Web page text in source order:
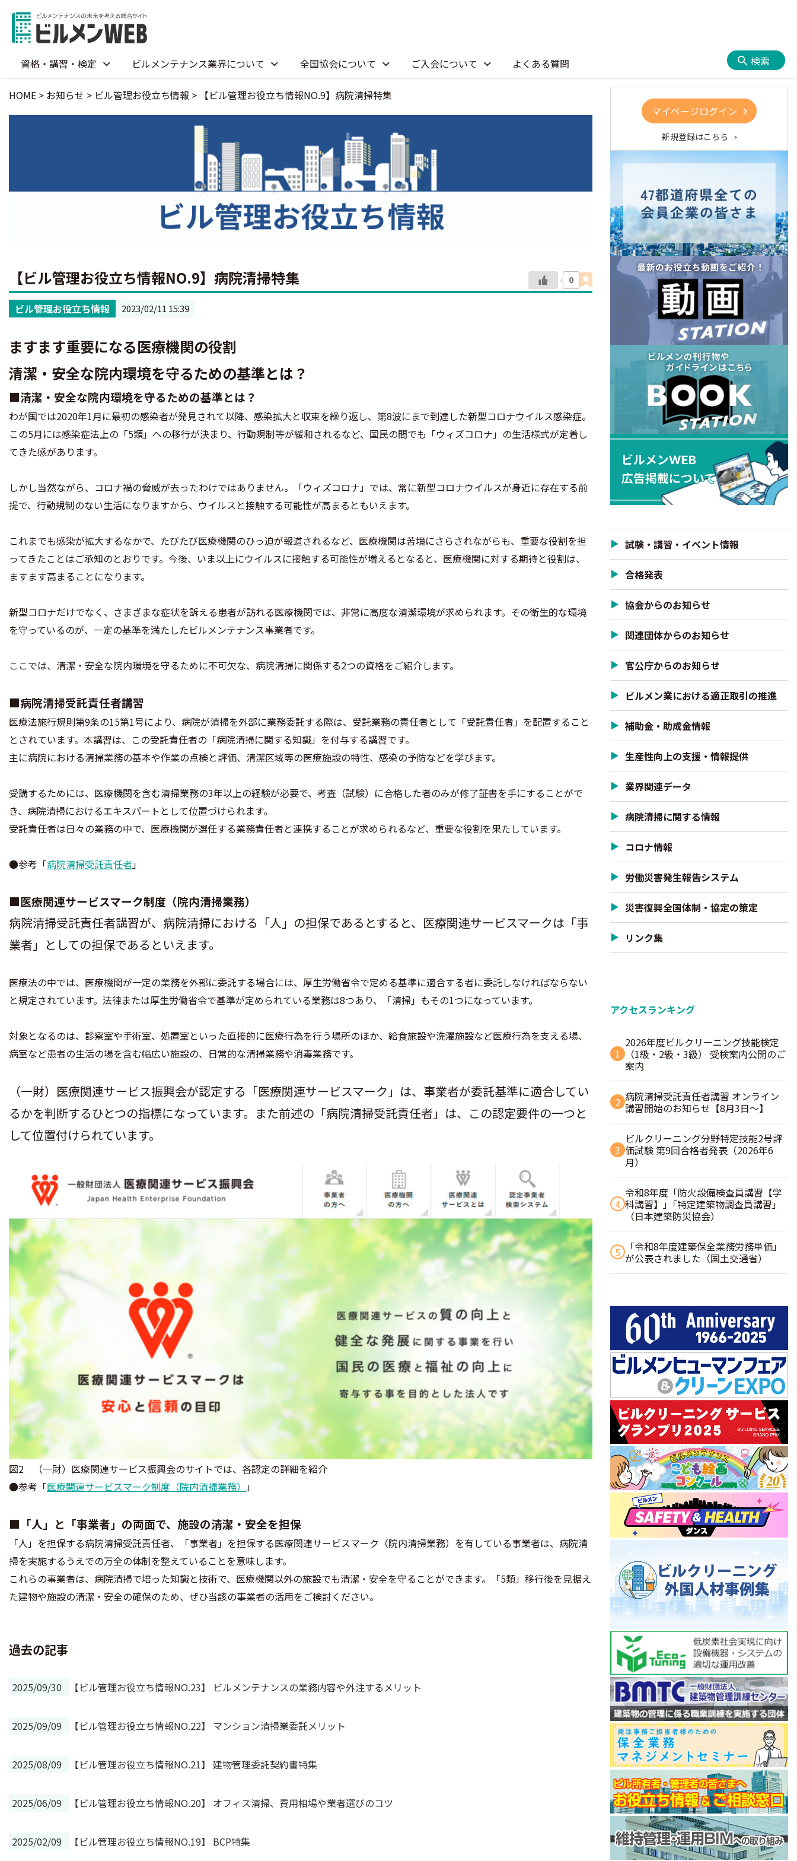
資格・講習・検定 ビルメンテナンス業界について 全国協会について ご入会について よくある質問 検索
HOME > お知らせ > ビル管理お役立ち情報 > 【ビル管理お役立ち情報NO.9】病院清掃特集
【ビル管理お役立ち情報NO.9】病院清掃特集 0
ビル管理お役立ち情報 2023/02/11 15:39
ますます重要になる医療機関の役割
清潔・安全な院内環境を守るための基準とは？
■清潔・安全な院内環境を守るための基準とは？
わが国では2020年1月に最初の感染者が発見されて以降、感染拡大と収束を繰り返し、第8波にまで到達した新型コロナウイルス感染症。
この5月には感染症法上の「5類」への移行が決まり、行動規制等が緩和されるなど、国民の間でも「ウィズコロナ」の生活様式が定着し
てきた感があります。
しかし当然ながら、コロナ禍の脅威が去ったわけではありません。「ウィズコロナ」では、常に新型コロナウイルスが身近に存在する前
提で、行動規制のない生活になりますから、ウイルスと接触する可能性が高まるともいえます。
これまでも感染が拡大するなかで、たびたび医療機関のひっ迫が報道されるなど、医療機関は苦境にさらされながらも、重要な役割を担
ってきたことはご承知のとおりです。今後、いま以上にウイルスに接触する可能性が増えるとなると、医療機関に対する期待と役割は、
ますます高まることになります。
新型コロナだけでなく、さまざまな症状を訴える患者が訪れる医療機関では、非常に高度な清潔環境が求められます。その衛生的な環境
を守っているのが、一定の基準を満たしたビルメンテナンス事業者です。
ここでは、清潔・安全な院内環境を守るために不可欠な、病院清掃に関係する2つの資格をご紹介します。
■病院清掃受託責任者講習
医療法施行規則第9条の15第1号により、病院が清掃を外部に業務委託する際は、受託業務の責任者として「受託責任者」を配置すること
とされています。本講習は、この受託責任者の「病院清掃に関する知識」を付与する講習です。
主に病院における清掃業務の基本や作業の点検と評価、清潔区域等の医療施設の特性、感染の予防などを学びます。
受講するためには、医療機関を含む清掃業務の3年以上の経験が必要で、考査（試験）に合格した者のみが修了証書を手にすることがで
き、病院清掃におけるエキスパートとして位置づけられます。
受託責任者は日々の業務の中で、医療機関が選任する業務責任者と連携することが求められるなど、重要な役割を果たしています。
●参考「病院清掃受託責任者」
■医療関連サービスマーク制度（院内清掃業務）
病院清掃受託責任者講習が、病院清掃における「人」の担保であるとすると、医療関連サービスマークは「事
業者」としての担保であるといえます。
医療法の中では、医療機関が一定の業務を外部に委託する場合には、厚生労働省令で定める基準に適合する者に委託しなければならない
と規定されています。法律または厚生労働省令で基準が定められている業務は8つあり、「清掃」もその1つになっています。
対象となるのは、診察室や手術室、処置室といった直接的に医療行為を行う場所のほか、給食施設や洗濯施設など医療行為を支える場、
病室など患者の生活の場を含む幅広い施設の、日常的な清掃業務や消毒業務です。
（一財）医療関連サービス振興会が認定する「医療関連サービスマーク」は、事業者が委託基準に適合してい
るかを判断するひとつの指標になっています。また前述の「病院清掃受託責任者」は、この認定要件の一つと
して位置付けられています。
図2 （一財）医療関連サービス振興会のサイトでは、各認定の詳細を紹介
●参考「医療関連サービスマーク制度（院内清掃業務） 」
■「人」と「事業者」の両面で、施設の清潔・安全を担保
「人」を担保する病院清掃受託責任者、「事業者」を担保する医療関連サービスマーク（院内清掃業務）を有している事業者は、病院清
掃を実施するうえでの万全の体制を整えていることを意味します。
これらの事業者は、病院清掃で培った知識と技術で、医療機関以外の施設でも清潔・安全を守ることができます。「5類」移行後を見据え
た建物や施設の清潔・安全の確保のため、ぜひ当該の事業者の活用をご検討ください。
過去の記事
2025/09/30 【ビル管理お役立ち情報NO.23】 ビルメンテナンスの業務内容や外注するメリット
2025/09/09 【ビル管理お役立ち情報NO.22】 マンション清掃業委託メリット
2025/08/09 【ビル管理お役立ち情報NO.21】 建物管理委託契約書特集
2025/06/09 【ビル管理お役立ち情報NO.20】 オフィス清掃、費用相場や業者選びのコツ
2025/02/09 【ビル管理お役立ち情報NO.19】 BCP特集
マイページログイン
新規登録はこちら
試験・講習・イベント情報
合格発表
協会からのお知らせ
関連団体からのお知らせ
官公庁からのお知らせ
ビルメン業における適正取引の推進
補助金・助成金情報
生産性向上の支援・情報提供
業界関連データ
病院清掃に関する情報
コロナ情報
労働災害発生報告システム
災害復興全国体制・協定の策定
リンク集
アクセスランキング
1
2026年度ビルクリーニング技能検定
（1級・2級・3級） 受検案内公開のご
案内
2 病院清掃受託責任者講習 オンライン
講習開始のお知らせ【8月3日～】
3
ビルクリーニング分野特定技能2号評
価試験 第9回合格者発表（2026年6
月）
4
令和8年度「防火設備検査員講習【学
科講習】」｢特定建築物調査員講習｣
（日本建築防災協会）
5
「令和8年度建築保全業務労務単価」
が公表されました（国土交通省）